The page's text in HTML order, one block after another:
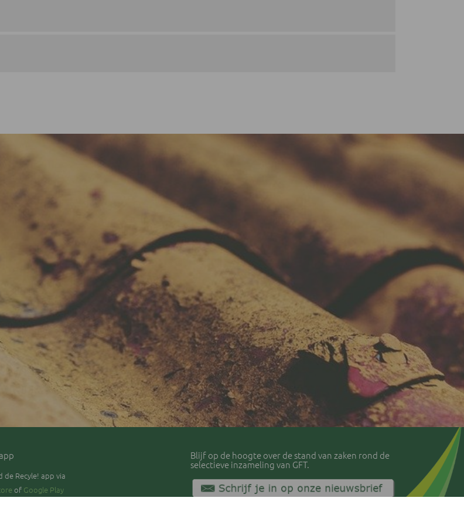
de Recyle! app via
of Google Play
Blijf op de hoogte over de stand van zaken rond de
selectieve inzameling van GFT.